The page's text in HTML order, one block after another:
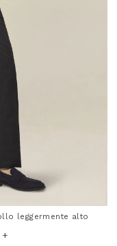
leggermente alto
+